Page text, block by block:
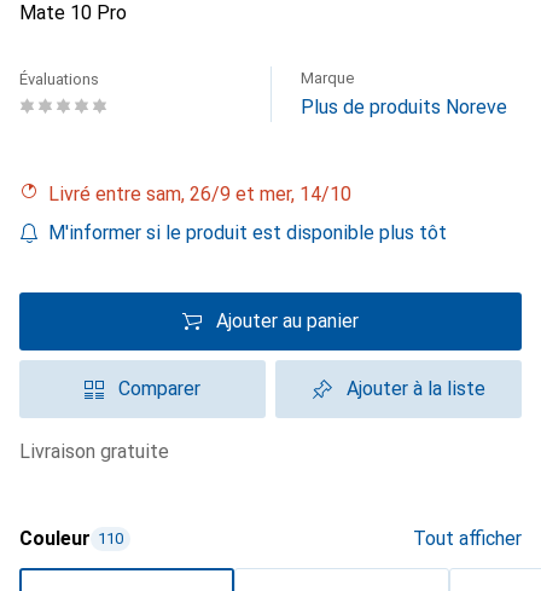
Mate 10 Pro
Évaluations Marque
Plus de produits Noreve
Livré entre sam, 26/9 et mer, 14/10
M'informer si le produit est disponible plus tôt
Ajouter au panier
Comparer Ajouter à la liste
livraison gratuite
Couleur 110 Tout afficher